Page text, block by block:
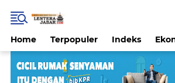
Home Terpopuler Indeks